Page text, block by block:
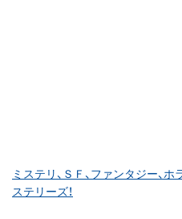
ミステリ、ＳＦ、ファンタジー、
ステリーズ！